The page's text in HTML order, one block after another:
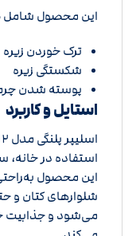
این محصول شامل
ترک خوردن زیره
شکستگی زیره
پوسته شدن
استایل و کاربرد
استفاده در
این محصول
شلوارهای کتان و
می‌شود و جذابیت